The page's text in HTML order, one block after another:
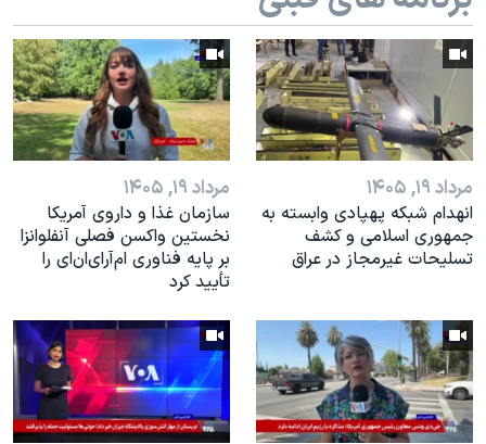
نرگس محمدی برنده جایزه نوبل صلح
همایش محافظه‌کاران آمریکا «سی‌پک»
صفحه‌های ویژه
سفر پرزیدنت ترامپ به چین
مرداد ۱۹, ۱۴۰۵
انهدام شبکه پهپادی وابسته به
جمهوری اسلامی و کشف
تسلیحات غیرمجاز در عراق
مرداد ۱۹, ۱۴۰۵
سازمان غذا و داروی آمریکا
نخستین واکسن فصلی آنفلوانزا
بر پایه فناوری ام‌آر‌ای‌ان‌ای را
تأیید کرد